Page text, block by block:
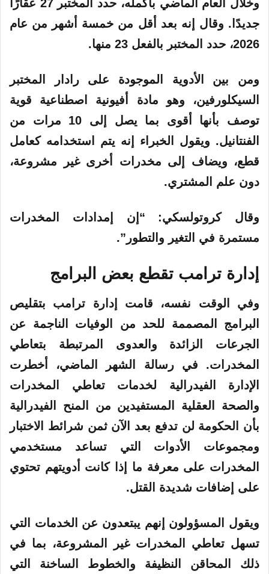
وخلال العام الماضي بأكمله، حدد المختبر 27 عقارًا
جديدًا. وقال إنه بعد أقل من خمسة أشهر من عام
2026، حدد المختبر بالفعل 23 منها.
ومن بين الأدوية الموجودة على رادار المختبر
السيكلورفين، وهو مادة أفيونية اصطناعية قوية
توصف بأنها أقوى بما يصل إلى 10 مرات من
الفنتانيل. ويقول الخبراء إنه يتم استخدامه كعامل
قطع، ويضاف إلى مخدرات أخرى غير مشروعة،
دون علم المشتري.
وقال كروتولسكي: “إن إمدادات المخدرات
مستمرة في التغير والتطور”.
إدارة ترامب تقطع بعض البرامج
وفي الوقت نفسه، قامت إدارة ترامب بتقليص
البرامج المصممة للحد من الوفيات الناجمة عن
الجرعات الزائدة والعدوى المرتبطة بتعاطي
المخدرات. في رسالة الشهر الماضي، أخطرت
الإدارة الفيدرالية لخدمات تعاطي المخدرات
والصحة العقلية المستفيدين من المنح الفيدرالية
بأن الحكومة لن تدفع بعد الآن ثمن شرائط الاختبار
ومجموعات الأدوات التي تساعد مستخدمي
المخدرات على معرفة ما إذا كانت أدويتهم تحتوي
على إضافات شديدة القتل.
ويقول المسؤولون إنهم يبتعدون عن الخدمات التي
تسهل تعاطي المخدرات غير المشروعة، بما في
ذلك المحاقن النظيفة والخطوط الساخنة التي